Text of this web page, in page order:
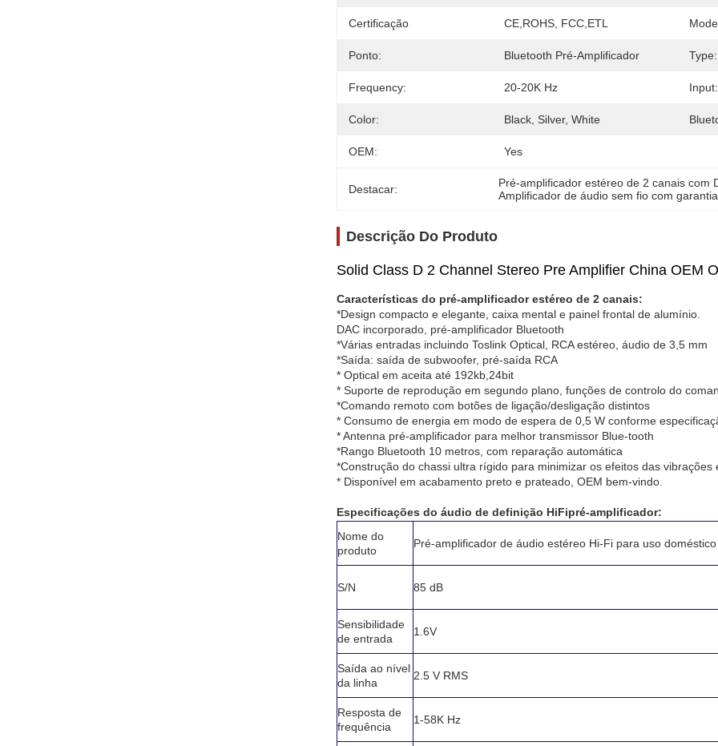
Certificação CE,ROHS, FCC,ETL
Ponto: Bluetooth Pré-Amplificador Type:
Frequency: 20-20K Hz Input:
Color: Black, Silver, White
OEM: Yes
Destacar:
Pré-amplificador estéreo de 2 canais com
Amplificador de áudio sem fio com garantia
Descrição Do Produto
Solid Class D 2 Channel Stereo Pre Amplifier China OEM
Características do pré-amplificador estéreo de 2 canais:
*Design compacto e elegante, caixa mental e painel frontal de alumínio.
DAC incorporado, pré-amplificador Bluetooth
*Várias entradas incluindo Toslink Optical, RCA estéreo, áudio de 3,5 mm
*Saída: saída de subwoofer, pré-saída RCA
* Optical em aceita até 192kb,24bit
* Suporte de reprodução em segundo plano, funções de controlo do
*Comando remoto com botões de ligação/desligação distintos
* Consumo de energia em modo de espera de 0,5 W conforme
* Antenna pré-amplificador para melhor transmissor Blue-tooth
*Rango Bluetooth 10 metros, com reparação automática
*Construção do chassi ultra rígido para minimizar os efeitos das vibrações
* Disponível em acabamento preto e prateado, OEM bem-vindo.
Especificações do áudio de definição HiFipré-amplificador:
Nome do
produto
Pré-amplificador de áudio estéreo Hi-Fi para uso doméstico
S/N 85 dB
Sensibilidade
de entrada
1.6V
Saída ao nível
da linha
2.5 V RMS
Resposta de
frequência
1-58K Hz